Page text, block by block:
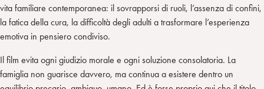
vita familiare contemporanea: il sovrapporsi di ruoli, l’assenza di confini,
la fatica della cura, la difficoltà degli adulti a trasformare l’esperienza
emotiva in pensiero condiviso.
Il film evita ogni giudizio morale e ogni soluzione consolatoria. La
famiglia non guarisce davvero, ma continua a esistere dentro un